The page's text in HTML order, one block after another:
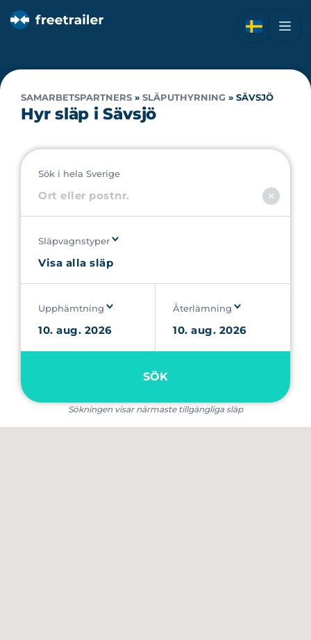
SAMARBETSPARTNERS » SLÄPUTHYRNING » SÄVSJÖ
Hyr släp i Sävsjö
Sök i hela Sverige
Släpvagnstyper
Upphämtning Återlämning
SÖK
Sökningen visar närmaste tillgängliga släp